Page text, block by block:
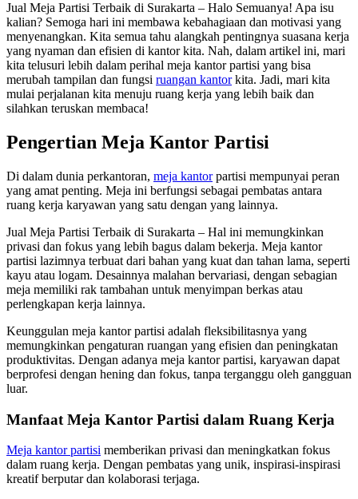
Jual Meja Partisi Terbaik di Surakarta – Halo Semuanya! Apa isu
kalian? Semoga hari ini membawa kebahagiaan dan motivasi yang
menyenangkan. Kita semua tahu alangkah pentingnya suasana kerja
yang nyaman dan efisien di kantor kita. Nah, dalam artikel ini, mari
kita telusuri lebih dalam perihal meja kantor partisi yang bisa
merubah tampilan dan fungsi ruangan kantorkita. Jadi, mari kita
mulai perjalanan kita menuju ruang kerja yang lebih baik dan
silahkan teruskan membaca!
Pengertian Meja Kantor Partisi
Di dalam dunia perkantoran, meja kantorpartisi mempunyai peran
yang amat penting. Meja ini berfungsi sebagai pembatas antara
ruang kerja karyawan yang satu dengan yang lainnya.
Jual Meja Partisi Terbaik di Surakarta – Hal ini memungkinkan
privasi dan fokus yang lebih bagus dalam bekerja. Meja kantor
partisi lazimnya terbuat dari bahan yang kuat dan tahan lama, seperti
kayu atau logam. Desainnya malahan bervariasi, dengan sebagian
meja memiliki rak tambahan untuk menyimpan berkas atau
perlengkapan kerja lainnya.
Keunggulan meja kantor partisi adalah fleksibilitasnya yang
memungkinkan pengaturan ruangan yang efisien dan peningkatan
produktivitas. Dengan adanya meja kantor partisi, karyawan dapat
berprofesi dengan hening dan fokus, tanpa terganggu oleh gangguan
luar.
Manfaat Meja Kantor Partisi dalam Ruang Kerja
Meja kantor partisi memberikan privasi dan meningkatkan fokus
dalam ruang kerja. Dengan pembatas yang unik, inspirasi-inspirasi
kreatif berputar dan kolaborasi terjaga.